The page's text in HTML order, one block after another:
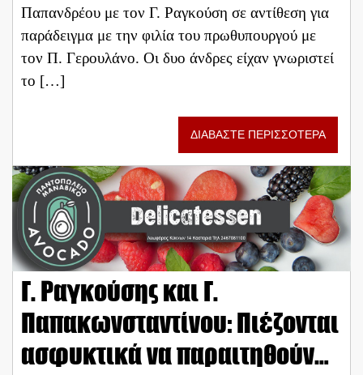
Παπανδρέου με τον Γ. Ραγκούση σε αντίθεση για
παράδειγμα με την φιλία του πρωθυπουργού με
τον Π. Γερουλάνο. Οι δυο άνδρες είχαν γνωριστεί
το […]
ΔΙΑΒΑΣΤΕ ΠΕΡΙΣΣΟΤΕΡΑ
Γ. Ραγκούσης και Γ.
Παπακωνσταντίνου: Πιέζονται
ασφυκτικά να παραιτηθούν…